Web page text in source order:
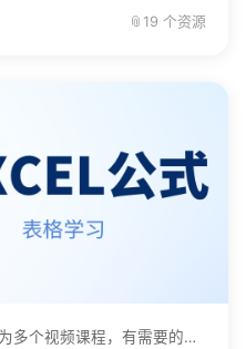
📎 19 个资源
Excel公式学习课程，专题内容为多个视频课程，有需要的自己下载学习。...